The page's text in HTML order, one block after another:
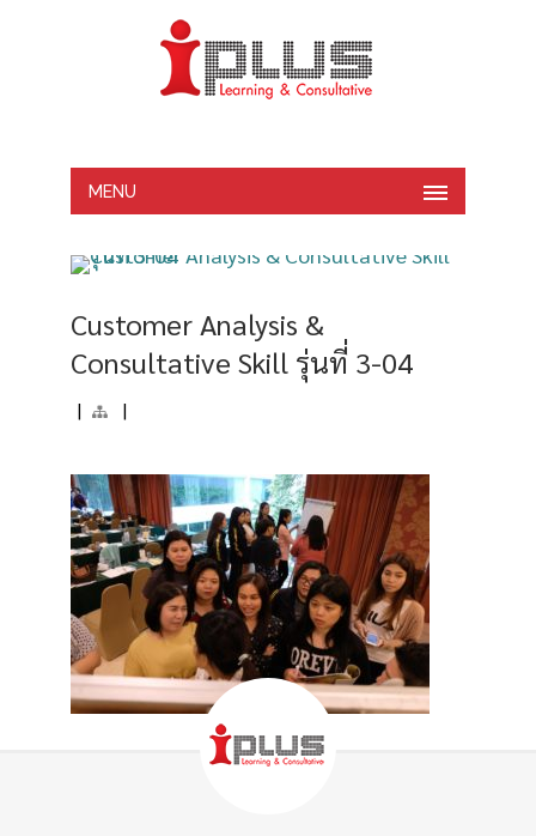
MENU
Customer Analysis &
Consultative Skill รุ่นที่ 3-04
| |